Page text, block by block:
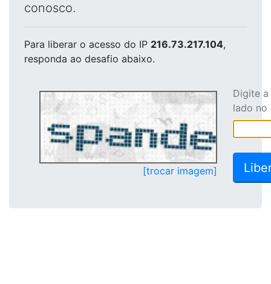
conosco.
Para liberar o acesso do IP 216.73.217.104,
responda ao desafio abaixo.
[trocar imagem]
Digite
lado no